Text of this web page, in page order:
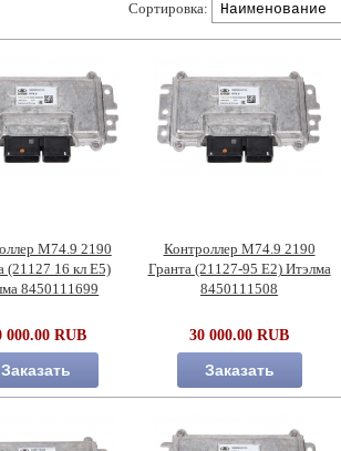
Сортировка:
М74.9 2190
(21127 16 кл Е5)
8450111699
000.00 RUB
Заказать
Контроллер М74.9 2190
Гранта (21127-95 Е2) Итэлма
8450111508
30 000.00 RUB
Заказать